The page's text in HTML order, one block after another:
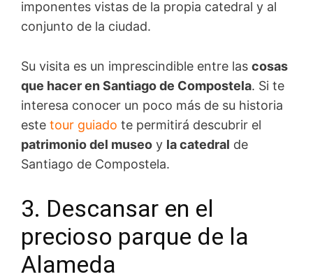
imponentes vistas de la propia catedral y al
conjunto de la ciudad.
Su visita es un imprescindible entre las cosas
que hacer en Santiago de Compostela. Si te
interesa conocer un poco más de su historia
este tour guiado te permitirá descubrir el
patrimonio del museo y la catedral de
Santiago de Compostela.
3. Descansar en el
precioso parque de la
Alameda